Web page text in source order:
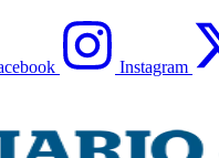
Instagram